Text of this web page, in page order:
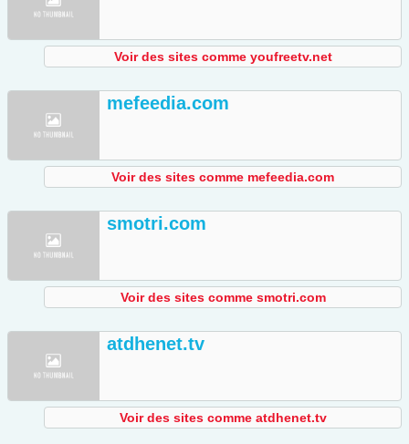
Voir des sites comme youfreetv.net
mefeedia.com
Voir des sites comme mefeedia.com
smotri.com
Voir des sites comme smotri.com
atdhenet.tv
Voir des sites comme atdhenet.tv